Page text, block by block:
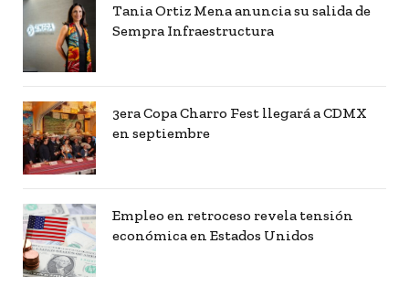
Tania Ortiz Mena anuncia su salida de
Sempra Infraestructura
3era Copa Charro Fest llegará a CDMX
en septiembre
Empleo en retroceso revela tensión
económica en Estados Unidos